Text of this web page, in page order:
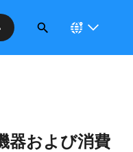
器および消費